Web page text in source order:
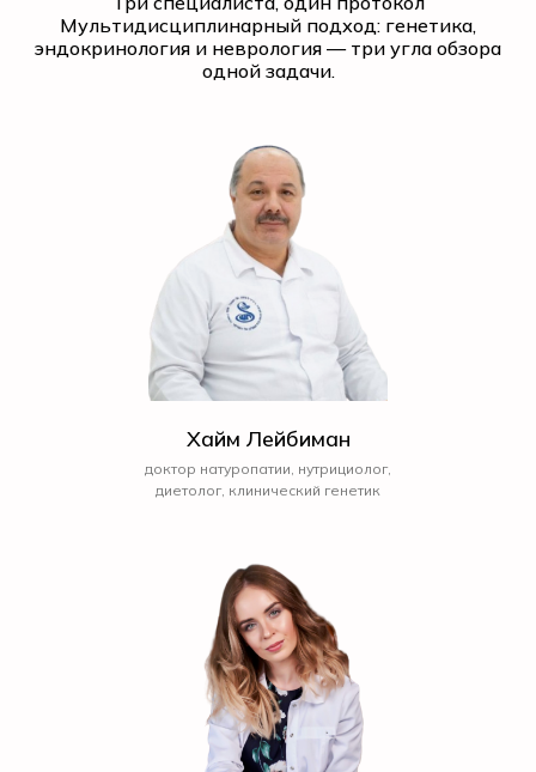
Мультидисциплинарный подход: генетика,
эндокринология и неврология — три угла обзора
одной задачи.
Хайм Лейбиман
доктор натуропатии, нутрициолог,
диетолог, клинический генетик